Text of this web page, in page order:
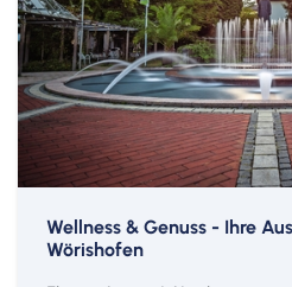
Wellness & Genuss - Ihre
Wörishofen